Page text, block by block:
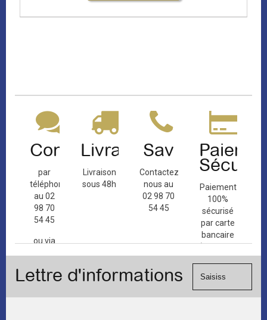
Contact
par
téléphone
au 02
98 70
54 45
ou via
de
Livraison
Livraison
sous 48h
Sav
Contactez-
nous au
02 98 70
54 45
Paiement
100%
sécurisé
par carte
bancaire
(Mastercard,
Visa, ...) et
Lettre d'informations